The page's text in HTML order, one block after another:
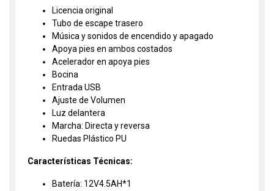
Licencia original
Tubo de escape trasero
Música y sonidos de encendido y apagado
Apoya pies en ambos costados
Acelerador en apoya pies
Bocina
Entrada USB
Ajuste de Volumen
Luz delantera
Marcha: Directa y reversa
Ruedas Plástico PU
Características Técnicas:
Batería: 12V4.5AH*1